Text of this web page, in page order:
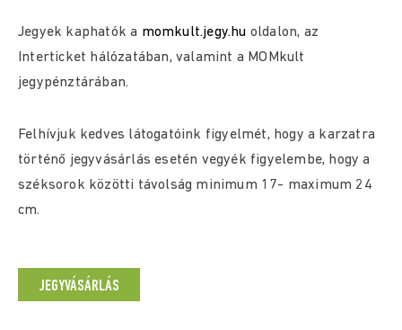
Jegyek kaphatók a momkult.jegy.hu oldalon, az
Interticket hálózatában, valamint a MOMkult
jegypénztárában.
Felhívjuk kedves látogatóink figyelmét, hogy a karzatra
történő jegyvásárlás esetén vegyék figyelembe, hogy a
széksorok közötti távolság minimum 17- maximum 24
cm.
JEGYVÁSÁRLÁS